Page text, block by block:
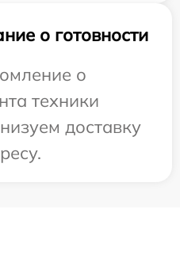
о готовности
о
техники
доставку